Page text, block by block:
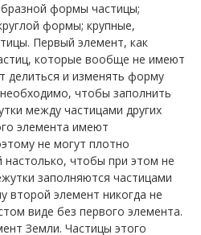
формы частицы;
формы; крупные,
Первый элемент, как
которые вообще не имеют
делиться и изменять форму
чтобы заполнить
между частицами других
элемента имеют
не могут плотно
чтобы при этом не
заполняются частицами
второй элемент никогда не
виде без первого элемента.
Земли. Частицы этого